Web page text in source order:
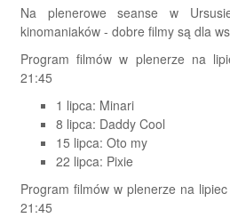
Na plenerowe seanse w
kinomaniaków - dobre filmy są dla
Program filmów w plenerze na
21:45
1 lipca: Minari
8 lipca: Daddy Cool
15 lipca: Oto my
22 lipca: Pixie
Program filmów w plenerze na
21:45